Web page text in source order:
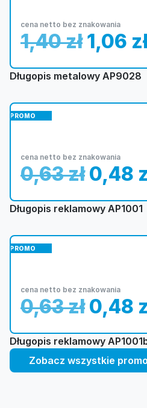
cena netto bez znakowania
1,40zł 1,06
Długopis metalowy AP9028
PROMO
cena netto bez znakowania
0,63zł 0,48
Długopis reklamowy AP1001
PROMO
cena netto bez znakowania
0,63zł 0,48
Długopis reklamowy
Zobacz wszystkie